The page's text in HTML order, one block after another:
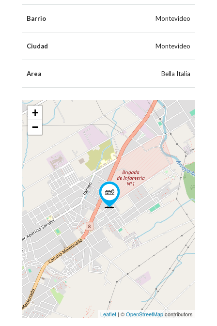
Barrio Montevideo
Ciudad Montevideo
Area Bella Italia
+
−
Leaflet | ©OpenStreetMapcontributors